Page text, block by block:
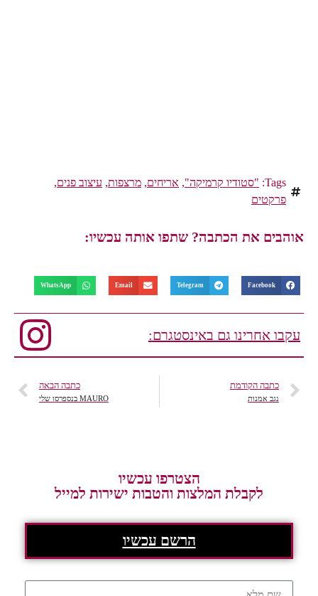
Tags: "סטודיו קרמיקה",אריחים,מרצפות,עיצוב פנים,
פרקטים
אוהבים את הכתבה? שתפו אותה עכשיו:
Facebook
Telegram
Email
WhatsApp
עקבו אחרינו גם באינסטגרם:
כתבה הקודמת
נגב אמנות
כתבה הבאה
MAURO בנספרסו שלי
הצטרפו עכשיו
לקבלת המלצות והטבות ישירות למייל
הרשם עכשיו